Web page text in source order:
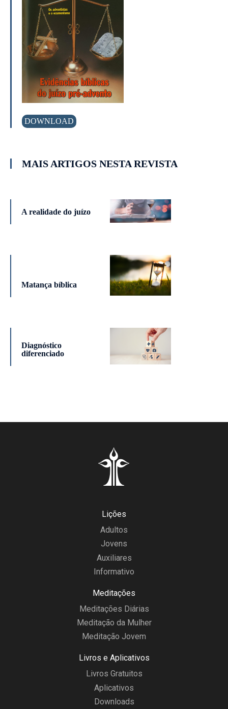
DOWNLOAD
MAIS ARTIGOS NESTA REVISTA
A realidade do juízo
Matança bíblica
Diagnóstico
diferenciado
Lições
Adultos
Jovens
Auxiliares
Informativo
Meditações
Meditações Diárias
Meditação da Mulher
Meditação Jovem
Livros e Aplicativos
Livros Gratuitos
Aplicativos
Downloads